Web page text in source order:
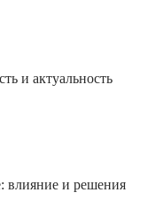
и актуальность
влияние и решения